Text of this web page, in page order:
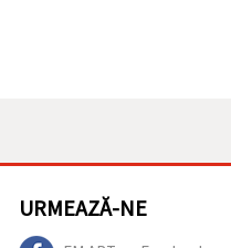
URMEAZĂ-NE